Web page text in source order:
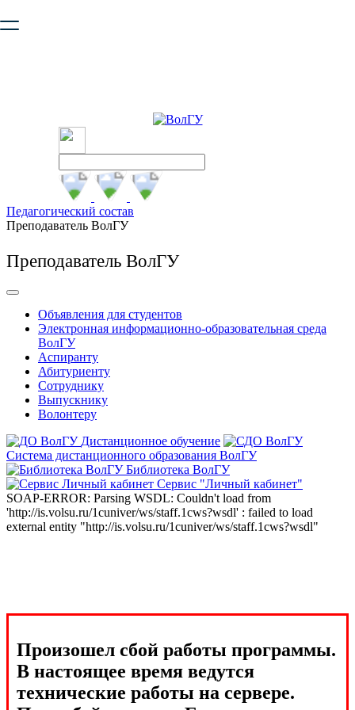
безопасную работу с сайтом. Пожалуйста
Педагогический состав
Преподаватель ВолГУ
Преподаватель ВолГУ
Объявления для студентов
Электронная информационно-образовательная среда
ВолГУ
Аспиранту
Абитуриенту
Сотруднику
Выпускнику
Волонтеру
Дистанционное обучение
Система дистанционного образования ВолГУ
Библиотека ВолГУ
Сервис "Личный кабинет"
SOAP-ERROR: Parsing WSDL: Couldn't load from
'http://is.volsu.ru/1cuniver/ws/staff.1cws?wsdl' : failed to load
external entity "http://is.volsu.ru/1cuniver/ws/staff.1cws?wsdl"
Произошел сбой работы программы.
В настоящее время ведутся
технические работы на сервере.